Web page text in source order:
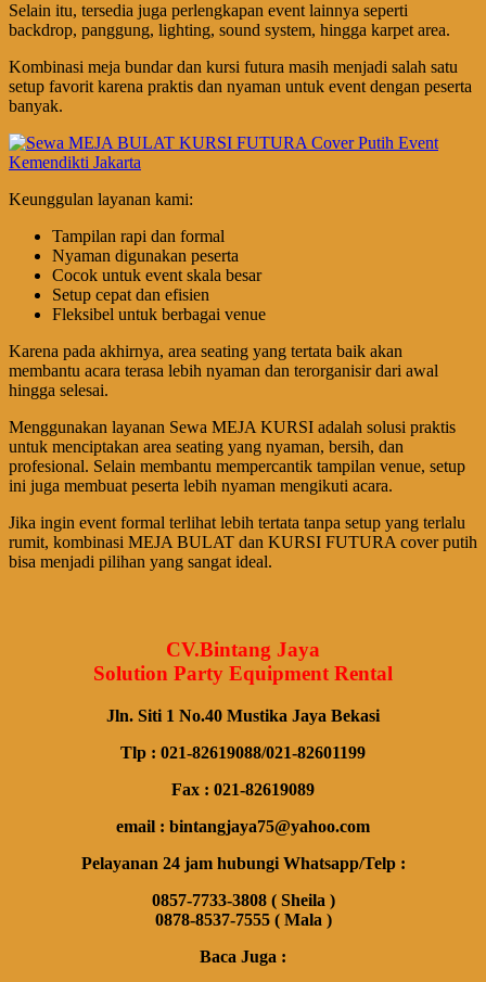
Selain itu, tersedia juga perlengkapan event lainnya seperti
backdrop, panggung, lighting, sound system, hingga karpet area.
Kombinasi meja bundar dan kursi futura masih menjadi salah satu
setup favorit karena praktis dan nyaman untuk event dengan peserta
banyak.
Keunggulan layanan kami:
Tampilan rapi dan formal
Nyaman digunakan peserta
Cocok untuk event skala besar
Setup cepat dan efisien
Fleksibel untuk berbagai venue
Karena pada akhirnya, area seating yang tertata baik akan
membantu acara terasa lebih nyaman dan terorganisir dari awal
hingga selesai.
Menggunakan layanan Sewa MEJA KURSI adalah solusi praktis
untuk menciptakan area seating yang nyaman, bersih, dan
profesional. Selain membantu mempercantik tampilan venue, setup
ini juga membuat peserta lebih nyaman mengikuti acara.
Jika ingin event formal terlihat lebih tertata tanpa setup yang terlalu
rumit, kombinasi MEJA BULAT dan KURSI FUTURA cover putih
bisa menjadi pilihan yang sangat ideal.
CV.Bintang Jaya
Solution Party Equipment Rental
Jln. Siti 1 No.40 Mustika Jaya Bekasi
Tlp : 021-82619088/021-82601199
Fax : 021-82619089
email : bintangjaya75@yahoo.com
Pelayanan 24 jam hubungi Whatsapp/Telp :
0857-7733-3808 ( Sheila )
0878-8537-7555 ( Mala )
Baca Juga :